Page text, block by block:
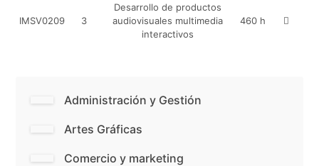
IMSV0209 3
Desarrollo de productos
audiovisuales multimedia
interactivos
460 h Ver
Administración y Gestión
Artes Gráficas
Comercio y marketing